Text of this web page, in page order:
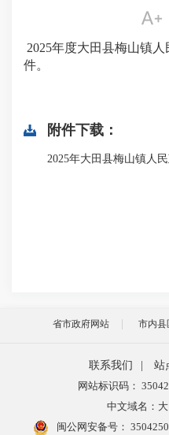

2025年度大田县梅山镇
件。
附件下载：
2025年大田县梅山镇人
省市政府网站 市内县
联系我们 站
网站标识码：
中文域名：
闽公网安备号：